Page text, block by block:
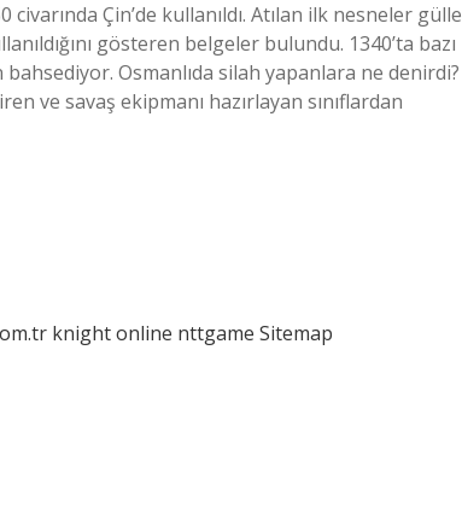
Çin’de kullanıldı. Atılan ilk nesneler gülle
gösteren belgeler bulundu. 1340’ta bazı
Osmanlıda silah yapanlara ne denirdi?
ve savaş ekipmanı hazırlayan sınıflardan
knight online nttgame Sitemap